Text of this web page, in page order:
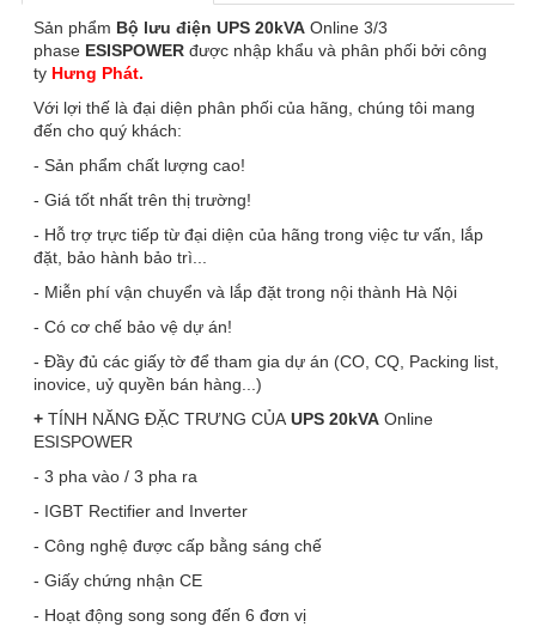
Sản phẩm Bộ lưu điện UPS 20kVA Online 3/3
phase ESISPOWER được nhập khẩu và phân phối bởi công
ty Hưng Phát.
Với lợi thế là đại diện phân phối của hãng, chúng tôi mang
đến cho quý khách:
- Sản phẩm chất lượng cao!
- Giá tốt nhất trên thị trường!
- Hỗ trợ trực tiếp từ đại diện của hãng trong việc tư vấn, lắp
đặt, bảo hành bảo trì...
- Miễn phí vận chuyển và lắp đặt trong nội thành Hà Nội
- Có cơ chế bảo vệ dự án!
- Đầy đủ các giấy tờ để tham gia dự án (CO, CQ, Packing list,
inovice, uỷ quyền bán hàng...)
+ TÍNH NĂNG ĐẶC TRƯNG CỦA UPS 20kVA Online
ESISPOWER
- 3 pha vào / 3 pha ra
- IGBT Rectifier and Inverter
- Công nghệ được cấp bằng sáng chế
- Giấy chứng nhận CE
- Hoạt động song song đến 6 đơn vị